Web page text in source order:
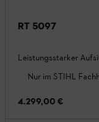
RT 5097
Leistungsstarker
Nur im STIHL
4.299,00 €